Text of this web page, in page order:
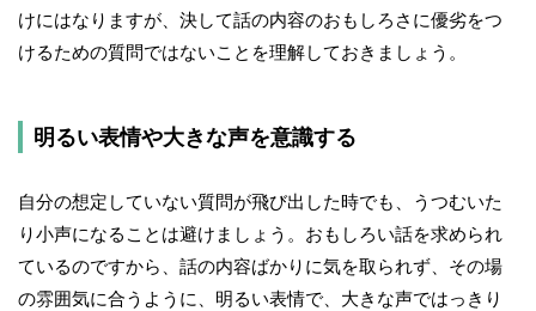
けにはなりますが、決して話の内容のおもしろさに優劣をつ
けるための質問ではないことを理解しておきましょう。
明るい表情や大きな声を意識する
自分の想定していない質問が飛び出した時でも、うつむいた
り小声になることは避けましょう。おもしろい話を求められ
ているのですから、話の内容ばかりに気を取られず、その場
の雰囲気に合うように、明るい表情で、大きな声ではっきり